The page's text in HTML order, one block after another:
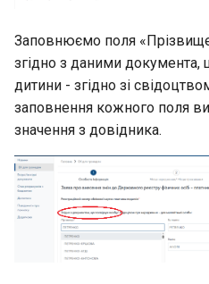
Заповнюємо поля
згідно з даними документа,
дитини - згідно зі
заповнення кожного поля
значення з довідника.